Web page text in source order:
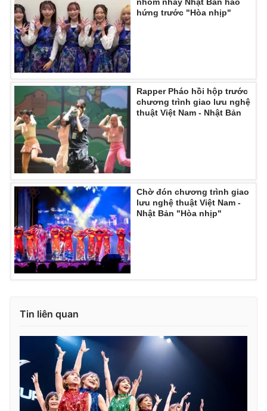
hứng trước "Hòa nhịp"
Rapper Pháo hồi hộp trước
chương trình giao lưu nghệ
thuật Việt Nam - Nhật Bản
Chờ đón chương trình giao
lưu nghệ thuật Việt Nam -
Nhật Bản "Hòa nhịp"
Tin liên quan